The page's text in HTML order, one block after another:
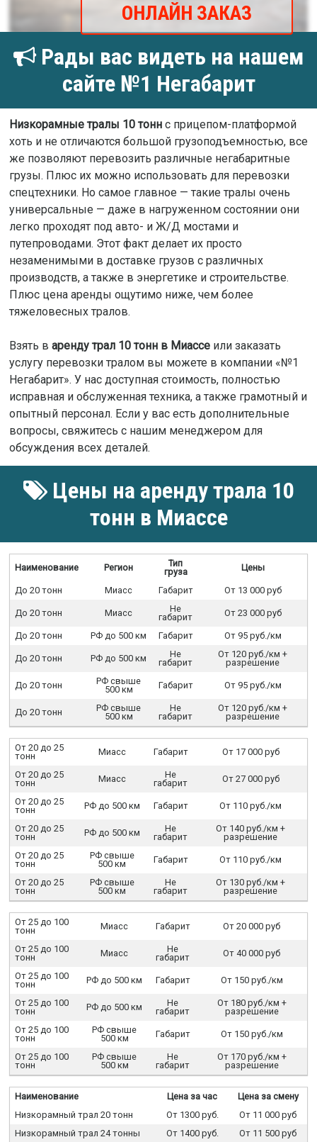
ОНЛАЙН ЗАКАЗ
Рады вас видеть на нашем
сайте №1 Негабарит
Низкорамные тралы 10 тоннс прицепом-платформой
хоть и не отличаются большой грузоподъемностью, все
же позволяют перевозить различные негабаритные
грузы. Плюс их можно использовать для перевозки
спецтехники. Но самое главное — такие тралы очень
универсальные — даже в нагруженном состоянии они
легко проходят под авто- и Ж/Д мостами и
путепроводами. Этот факт делает их просто
незаменимыми в доставке грузов с различных
производств, а также в энергетике и строительстве.
Плюс цена аренды ощутимо ниже, чем более
тяжеловесных тралов.
Взять в аренду трал 10 тонн в Миассеили заказать
услугу перевозки тралом вы можете в компании «№1
Негабарит». У нас доступная стоимость, полностью
исправная и обслуженная техника, а также грамотный и
опытный персонал. Если у вас есть дополнительные
вопросы, свяжитесь с нашим менеджером для
обсуждения всех деталей.
Цены на аренду трала 10
тонн в Миассе
Наименование Регион
Тип
груза
Цены
До 20 тонн Миасс Габарит От 13 000 руб
До 20 тонн Миасс
Не
габарит
От 23 000 руб
До 20 тонн РФ до 500 км Габарит От 95 руб./км
До 20 тонн РФ до 500 км
Не
габарит
От 120 руб./км +
разрешение
До 20 тонн
РФ свыше
500 км
Габарит От 95 руб./км
До 20 тонн
РФ свыше
500 км
Не
габарит
От 120 руб./км +
разрешение
От 20 до 25
тонн
Миасс Габарит От 17 000 руб
От 20 до 25
тонн
Миасс
Не
габарит
От 27 000 руб
От 20 до 25
тонн
РФ до 500 км Габарит От 110 руб./км
От 20 до 25
тонн
РФ до 500 км
Не
габарит
От 140 руб./км +
разрешение
От 20 до 25
тонн
РФ свыше
500 км
Габарит От 110 руб./км
От 20 до 25
тонн
РФ свыше
500 км
Не
габарит
От 130 руб./км +
разрешение
От 25 до 100
тонн
Миасс Габарит От 20 000 руб
От 25 до 100
тонн
Миасс
Не
габарит
От 40 000 руб
От 25 до 100
тонн
РФ до 500 км Габарит От 150 руб./км
От 25 до 100
тонн
РФ до 500 км
Не
габарит
От 180 руб./км +
разрешение
От 25 до 100
тонн
РФ свыше
500 км
Габарит От 150 руб./км
От 25 до 100
тонн
РФ свыше
500 км
Не
габарит
От 170 руб./км +
разрешение
Наименование Цена за час
Цена за смену
Низкорамный трал 20 тонн
От 1300 руб.
От 11 000 руб
Низкорамный трал 24 тонны
От 1400 руб. От 11 500 руб